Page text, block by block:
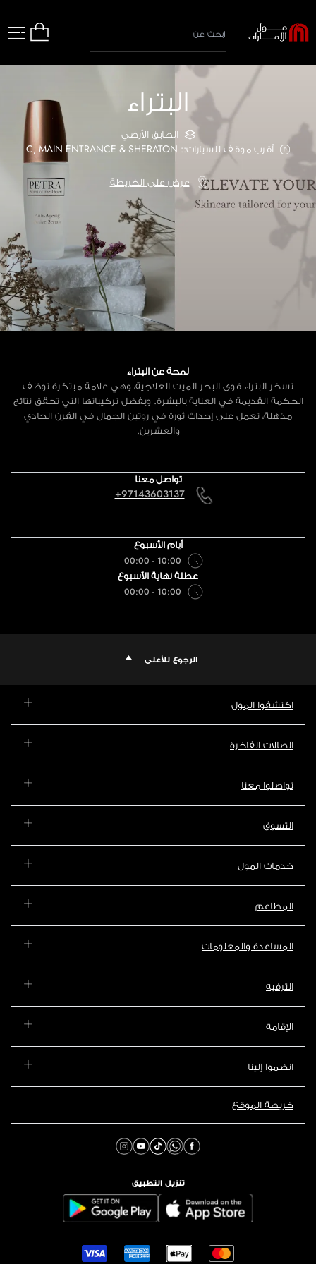
البتراء
الطابق الأرضي
أقرب موقف للسيارات:: C, MAIN ENTRANCE & SHERATON
عرض على الخريطة
لمحة عن البتراء
تسخر البتراء قوى البحر الميت العلاجية، وهي علامة مبتكرة توظف
الحكمة القديمة في العناية بالبشرة. وبفضل تركيباتها التي تحقق نتائج
مذهلة، تعمل على إحداث ثورة في روتين الجمال في القرن الحادي
والعشرين.
تواصل معنا
+97143603137
أيام الأسبوع
10:00 - 00:00
عطلة نهاية الأسبوع
10:00 - 00:00
الرجوع للأعلى
اكتشفوا المول
الصالات الفاخرة
تواصلوا معنا
التسوق
خدمات المول
المطاعم
المساعدة والمعلومات
الترفيه
الإقامة
انضموا إلينا
خريطة الموقع
تنزيل التطبيق